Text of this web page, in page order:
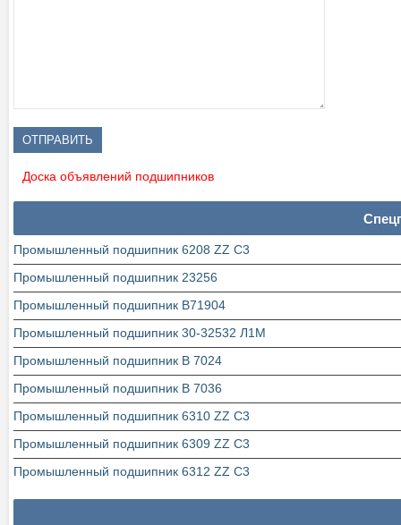
Доска объявлений подшипников
Промышленный подшипник 6208 ZZ C3
Промышленный подшипник 23256
Промышленный подшипник В71904
Промышленный подшипник 30-32532 Л1М
Промышленный подшипник В 7024
Промышленный подшипник В 7036
Промышленный подшипник 6310 ZZ C3
Промышленный подшипник 6309 ZZ C3
Промышленный подшипник 6312 ZZ C3